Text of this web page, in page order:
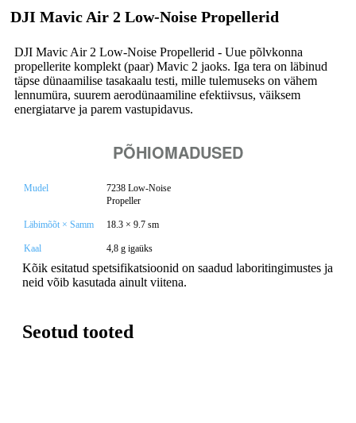
DJI Mavic Air 2 Low-Noise Propellerid
DJI Mavic Air 2 Low-Noise Propellerid - Uue põlvkonna
propellerite komplekt (paar) Mavic 2 jaoks. Iga tera on läbinud
täpse dünaamilise tasakaalu testi, mille tulemuseks on vähem
lennumüra, suurem aerodünaamiline efektiivsus, väiksem
energiatarve ja parem vastupidavus.
PÕHIOMADUSED
Mudel
7238 Low-Noise
Propeller
Läbimõõt × Samm 18.3 × 9.7 sm
Kaal 4,8 g igaüks
Kõik esitatud spetsifikatsioonid on saadud laboritingimustes ja
neid võib kasutada ainult viitena.
Seotud tooted